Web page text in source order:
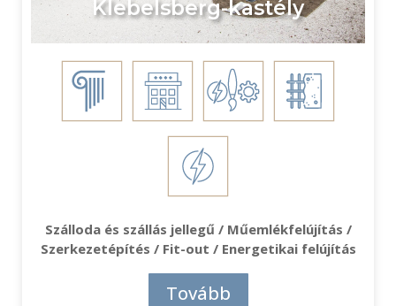
Klebelsberg-kastély
Szálloda és szállás jellegű / Műemlékfelújítás /
Szerkezetépítés / Fit-out / Energetikai felújítás
Tovább